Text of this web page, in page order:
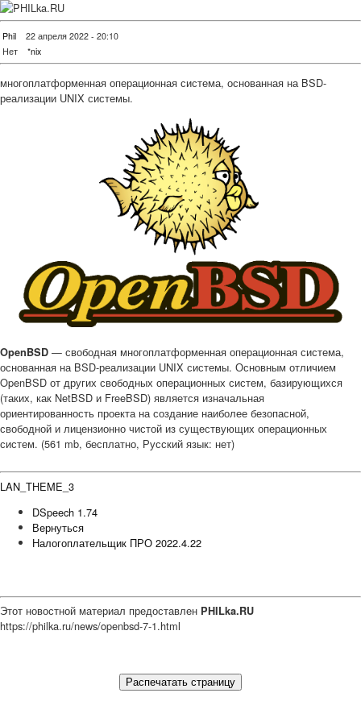
Phil
22 апреля 2022 - 20:10
Нет
*nix
многоплатформенная операционная система, основанная на BSD-
реализации UNIX системы.
OpenBSD — свободная многоплатформенная операционная система,
основанная на BSD-реализации UNIX системы. Основным отличием
OpenBSD от других свободных операционных систем, базирующихся
(таких, как NetBSD и FreeBSD) является изначальная
ориентированность проекта на создание наиболее безопасной,
свободной и лицензионно чистой из существующих операционных
систем. (561 mb, бесплатно, Русский язык: нет)
LAN_THEME_3
DSpeech 1.74
Вернуться
Налогоплательщик ПРО 2022.4.22
Этот новостной материал предоставлен PHILka.RU
https://philka.ru/news/openbsd-7-1.html
Распечатать страницу